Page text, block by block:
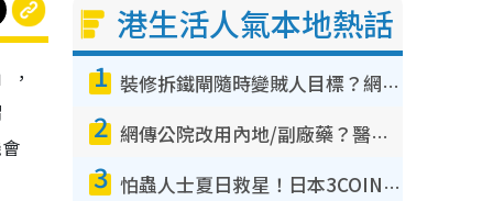
，
港生活人氣本地熱話
1 裝修拆鐵閘隨時變賊人目標？網民揭2大關鍵用途：裝新式等於白裝？附新舊鐵閘分別
2 網傳公院改用內地/副廠藥？醫生拆解正副廠分別 揭4類人換藥隨時出事
3 怕蟲人士夏日救星！日本3COINS爆紅驅蟲神器$45起 1招「全程免觸碰」輕鬆搞定小強